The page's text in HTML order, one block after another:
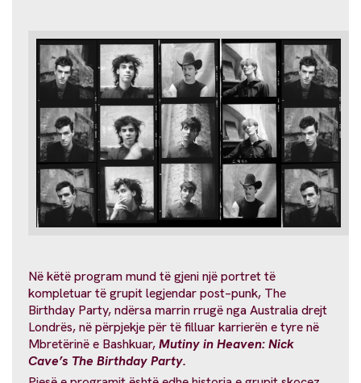
Në këtë program mund të gjeni një portret të
kompletuar të grupit legjendar post–punk, The
Birthday Party, ndërsa marrin rrugë nga Australia drejt
Londrës, në përpjekje për të filluar karrierën e tyre në
Mbretërinë e Bashkuar,Mutiny in Heaven: Nick
Cave’s The Birthday Party.